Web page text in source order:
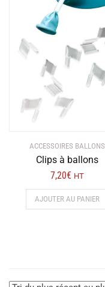
ACCESSOIRES BALLONS
Clips à ballons
7,20€ HT
AJOUTER AU PANIER